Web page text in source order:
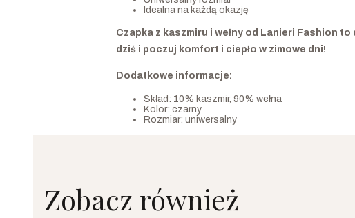
Idealna na każdą okazję
Czapka z kaszmiru i wełny od Lanieri Fashion
dziś i poczuj komfort i ciepło w zimowe dni!
Dodatkowe informacje:
Skład: 10% kaszmir, 90% wełna
Kolor: czarny
Rozmiar: uniwersalny
Zobacz również